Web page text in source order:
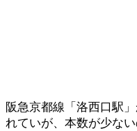
阪急京都線「洛西口駅
れていが、本数が少な